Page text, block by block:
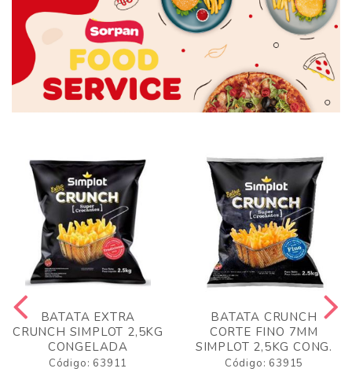
BATATA EXTRA
CRUNCH SIMPLOT 2,5KG
CONGELADA
Código: 63911
BATATA CRUNCH
CORTE FINO 7MM
SIMPLOT 2,5KG CONG.
Código: 63915